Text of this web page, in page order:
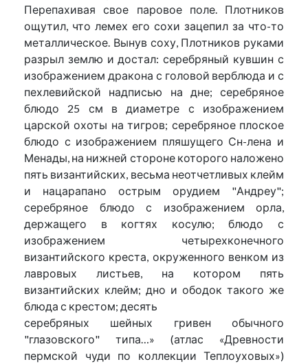
Перепахивая свое паровое поле. Плотников
ощутил, что лемех его сохи зацепил за что-то
металлическое. Вынув соху, Плотников руками
разрыл землю и достал: серебряный кувшин с
изображением дракона с головой верблюда и с
пехлевийской надписью на дне; серебряное
блюдо 25 см в диаметре с изображением
царской охоты на тигров; серебряное плоское
блюдо с изображением пляшущего Сн-лена и
Менады, на нижней стороне которого наложено
пять византийских, весьма неотчетливых клейм
и нацарапано острым орудием "Андреу";
серебряное блюдо с изображением орла,
держащего в когтях косулю; блюдо с
изображением четырехконечного
византийского креста, окруженного венком из
лавровых листьев, на котором пять
византийских клейм; дно и ободок такого же
блюда с крестом; десять
серебряных шейных гривен обычного
"глазовского" типа…» (атлас «Древности
пермской чуди по коллекции Теплоуховых»)